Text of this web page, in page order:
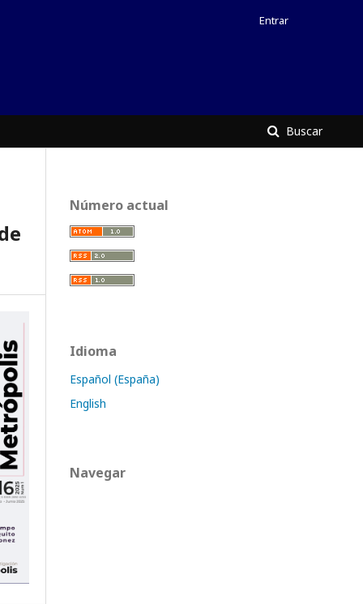
Buscar
Entrar
Número actual
Idioma
Español (España)
English
Navegar